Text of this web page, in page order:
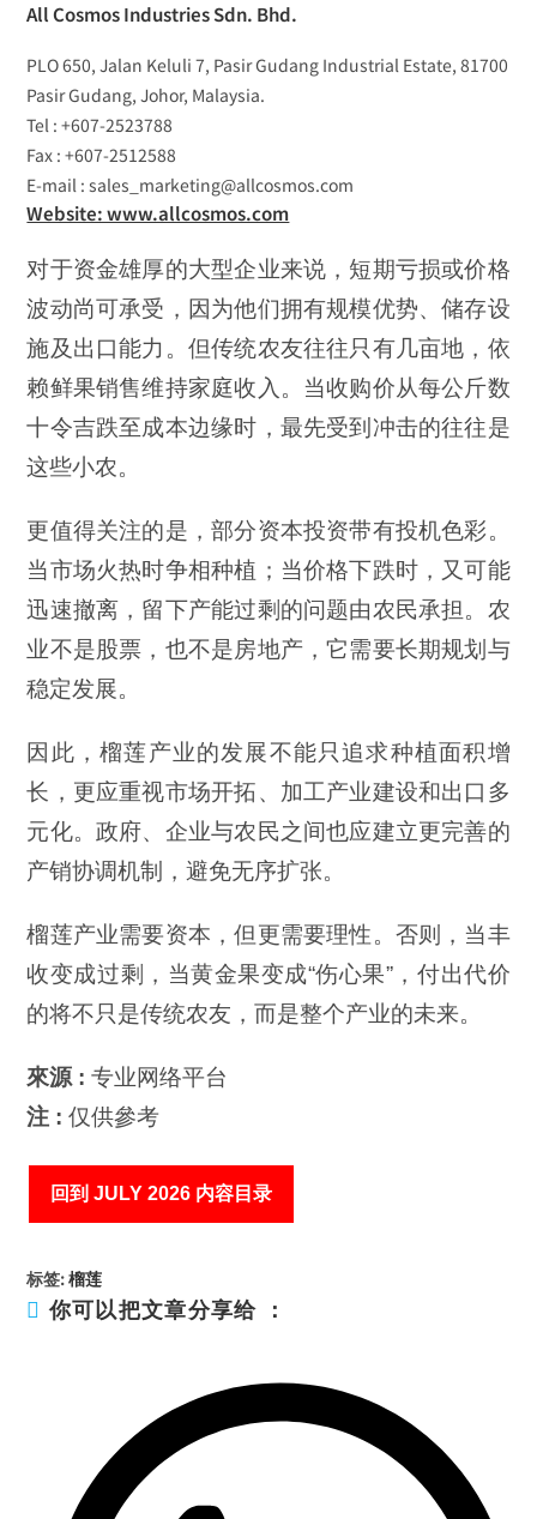
All Cosmos Industries Sdn. Bhd.
PLO 650, Jalan Keluli 7, Pasir Gudang Industrial Estate, 81700
Pasir Gudang, Johor, Malaysia.
Tel : +607-2523788
Fax : +607-2512588
E-mail : sales_marketing@allcosmos.com
Website: www.allcosmos.com
对于资金雄厚的大型企业来说，短期亏损或价格
波动尚可承受，因为他们拥有规模优势、储存设
施及出口能力。但传统农友往往只有几亩地，依
赖鲜果销售维持家庭收入。当收购价从每公斤数
十令吉跌至成本边缘时，最先受到冲击的往往是
这些小农。
更值得关注的是，部分资本投资带有投机色彩。
当市场火热时争相种植；当价格下跌时，又可能
迅速撤离，留下产能过剩的问题由农民承担。农
业不是股票，也不是房地产，它需要长期规划与
稳定发展。
因此，榴莲产业的发展不能只追求种植面积增
长，更应重视市场开拓、加工产业建设和出口多
元化。政府、企业与农民之间也应建立更完善的
产销协调机制，避免无序扩张。
榴莲产业需要资本，但更需要理性。否则，当丰
收变成过剩，当黄金果变成“伤心果”，付出代价
的将不只是传统农友，而是整个产业的未来。
來源 :专业网络平台
注 :仅供參考
回到 JULY 2026 内容目录
标签:榴莲
你可以把文章分享给 ：